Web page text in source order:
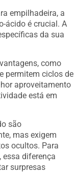
empilhadeira, a
ácido é crucial. A
da sua
como
permitem ciclos de
aproveitamento
está em
são
mas exigem
ocultos. Para
essa diferença
surpresas